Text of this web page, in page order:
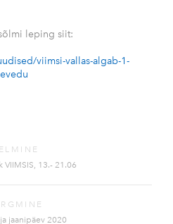
leping siit:
viimsi-vallas-algab-1-
VIIMSIS, 13.- 21.06
jaanipäev 2020